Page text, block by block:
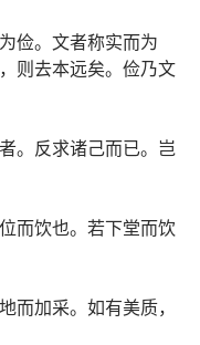
俭。文者称实而为
则去本远矣。俭乃文
。反求诸己而已。岂
而饮也。若下堂而饮
而加采。如有美质，